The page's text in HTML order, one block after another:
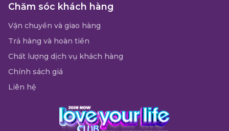
Chăm sóc khách hàng
Vận chuyển và giao hàng
Trả hàng và hoàn tiền
Chất lượng dịch vụ khách hàng
Chính sách giá
Liên hệ